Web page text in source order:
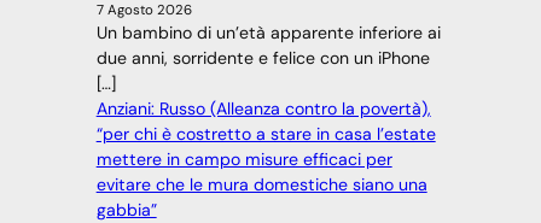
7 Agosto 2026
Un bambino di un’età apparente inferiore ai
due anni, sorridente e felice con un iPhone
[…]
Anziani: Russo (Alleanza contro la povertà),
“per chi è costretto a stare in casa l’estate
mettere in campo misure efficaci per
evitare che le mura domestiche siano una
gabbia”